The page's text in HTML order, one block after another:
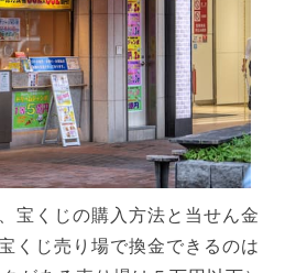
宝くじの購入方法と当せん金
くじ売り場で換金できるのは